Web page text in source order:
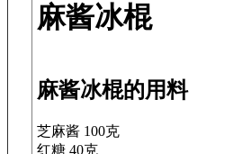
麻酱冰棍
麻酱冰棍的用料
芝麻酱 100克
红糖 40克